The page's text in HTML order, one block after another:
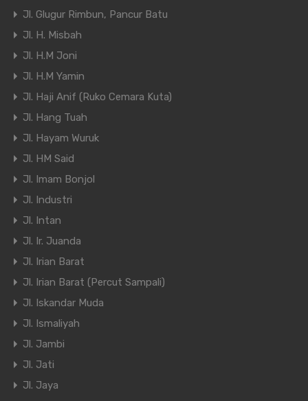
Jl. Glugur Rimbun, Pancur Batu
Jl. H. Misbah
Jl. H.M Joni
Jl. H.M Yamin
Jl. Haji Anif (Ruko Cemara Kuta)
Jl. Hang Tuah
Jl. Hayam Wuruk
Jl. HM Said
Jl. Imam Bonjol
Jl. Industri
Jl. Intan
Jl. Ir. Juanda
Jl. Irian Barat
Jl. Irian Barat (Percut Sampali)
Jl. Iskandar Muda
Jl. Ismaliyah
Jl. Jambi
Jl. Jati
Jl. Jaya